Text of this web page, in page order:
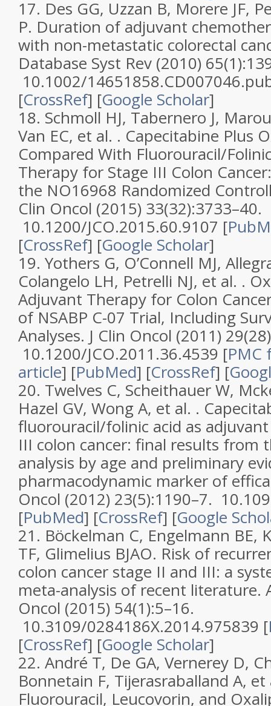
17. Des GG, Uzzan B, Morere JF,
P. Duration of adjuvant
with non-metastatic colorectal
Database Syst Rev (2010) 65(1
10.1002/
[CrossRef] [Google Scholar]
18. Schmoll HJ, Tabernero J,
Van EC, et al. . Capecitabine Plus
Compared With Fluorouracil/
Therapy for Stage III Colon
the NO16968 Randomized
Clin Oncol (2015) 33(32):3733–40.
10.1200/JCO.2015.60.9107 [
[CrossRef] [Google Scholar]
19. Yothers G, O’Connell MJ,
Colangelo LH, Petrelli NJ, et al. .
Adjuvant Therapy for Colon
of NSABP C-07 Trial, Including
Analyses. J Clin Oncol (2011) 29(28
10.1200/JCO.2011.36.4539 [PMC
article] [PubMed] [CrossRef] [
20. Twelves C, Scheithauer W,
Hazel GV, Wong A, et al. .
fluorouracil/folinic acid as
III colon cancer: final results from
analysis by age and preliminary
pharmacodynamic marker of
Oncol (2012) 23(5):1190–7.
[PubMed] [CrossRef] [Google
21. Böckelman C, Engelmann BE,
TF, Glimelius BJAO. Risk of
colon cancer stage II and III: a
meta-analysis of recent literature.
Oncol (2015) 54(1):5–16.
10.3109/0284186X.2014.975839 [
[CrossRef] [Google Scholar]
22. André T, De GA, Vernerey D,
Bonnetain F, Tijerasraballand A,
Fluorouracil, Leucovorin, and